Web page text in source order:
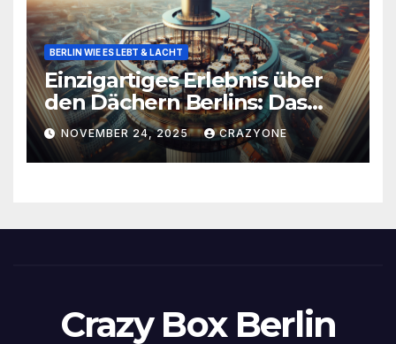
BERLIN WIE ES LEBT & LACHT
Einzigartiges Erlebnis über
den Dächern Berlins: Das
Drehrestaurant Sphere
NOVEMBER 24, 2025 CRAZYONE
Crazy Box Berlin